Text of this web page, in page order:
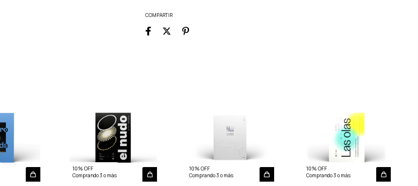
COMPARTIR
10% OFF
Comprando 3 o más
10% OFF
Comprando 3 o más
10% OFF
Comprando 3 o más